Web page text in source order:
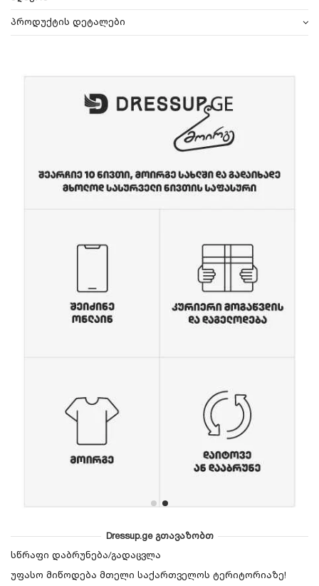
პროდუქტის დეტალები
Dressup.ge გთავაზობთ
სწრაფი დაბრუნება/გადაცვლა
უფასო მიწოდება მთელი საქართველოს ტერიტორიაზე!